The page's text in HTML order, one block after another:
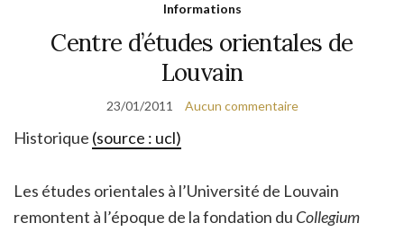
Informations
Centre d’études orientales de
Louvain
23/01/2011 Aucun commentaire
Historique (source : ucl)
Les études orientales à l’Université de Louvain
remontent à l’époque de la fondation du Collegium